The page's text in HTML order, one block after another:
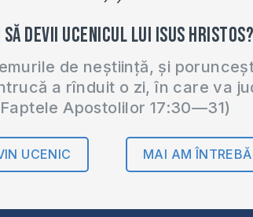
să devii ucenicul lui Isus Hristos?
de neștiință, și
a rînduit o zi, în care va
Apostolilor 17:30—31)
UCENIC MAI AM